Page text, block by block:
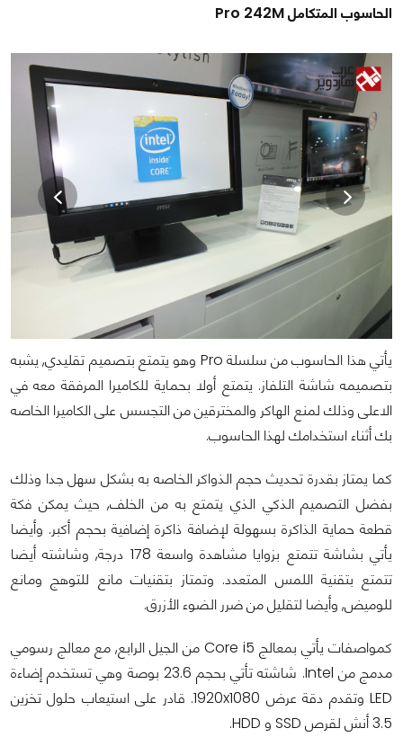
الحاسوب المتكامل Pro 242M
يأتي هذا الحاسوب من سلسلة Pro وهو يتمتع بتصميم تقليدي, يشبه
بتصميمه شاشة التلفاز. يتمتع أولا بحماية للكاميرا المرفقة معه في
الاعلى وذلك لمنع الهاكر والمخترقين من التجسس على الكاميرا الخاصه
بك أثناء استخدامك لهذا الحاسوب.
كما يمتاز بقدرة تحديث حجم الذواكر الخاصه به بشكل سهل جدا وذلك
بفضل التصميم الذكي الذي يتمتع به من الخلف, حيث يمكن فكة
قطعة حماية الذاكرة بسهولة لإضافة ذاكرة إضافية بحجم أكبر. وأيضا
يأتي بشاشة تتمتع بزوايا مشاهدة واسعة 178 درجة, وشاشته أيضا
تتمتع بتقنية اللمس المتعدد. وتمتاز بتقنيات مانع للتوهج ومانع
للوميض, وأيضا لتقليل من ضرر الضوء الأزرق.
كمواصفات يأتي بمعالج Core i5 من الجيل الرابع, مع معالج رسومي
مدمج من Intel. شاشته تأتي بحجم 23.6 بوصة وهي تستخدم إضاءة
LED وتقدم دقة عرض 1920x1080. قادر على استيعاب حلول تخزين
3.5 أنش لقرص SSD و HDD.